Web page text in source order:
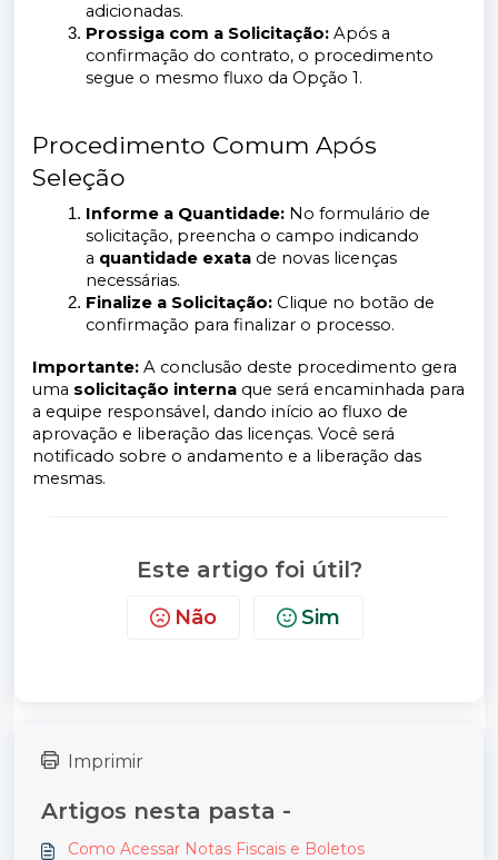
adicionadas.
Prossiga com a Solicitação: Após a
confirmação do contrato, o procedimento
segue o mesmo fluxo da Opção 1.
Procedimento Comum Após
Seleção
Informe a Quantidade: No formulário de
solicitação, preencha o campo indicando
a quantidade exata de novas licenças
necessárias.
Finalize a Solicitação: Clique no botão de
confirmação para finalizar o processo.
Importante: A conclusão deste procedimento gera
uma solicitação interna que será encaminhada para
a equipe responsável, dando início ao fluxo de
aprovação e liberação das licenças. Você será
notificado sobre o andamento e a liberação das
mesmas.
Este artigo foi útil?
Não Sim
Imprimir
Artigos nesta pasta -
Como Acessar Notas Fiscais e Boletos